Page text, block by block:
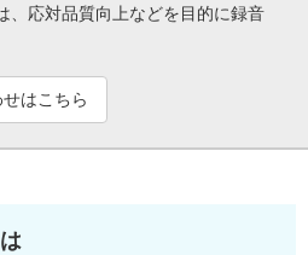
、応対品質向上などを目的に録音
はこちら